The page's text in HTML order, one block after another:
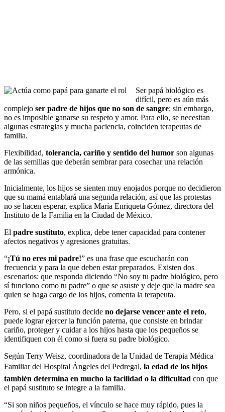
Ser papá biológico es
difícil, pero es aún más
complejo ser padre de hijos que no son de sangre; sin embargo,
no es imposible ganarse su respeto y amor. Para ello, se necesitan
algunas estrategias y mucha paciencia, coinciden terapeutas de
familia.
Flexibilidad, tolerancia, cariño y sentido del humor son algunas
de las semillas que deberán sembrar para cosechar una relación
armónica.
Inicialmente, los hijos se sienten muy enojados porque no decidieron
que su mamá entablará una segunda relación, así que las protestas
no se hacen esperar, explica María Enriqueta Gómez, directora del
Instituto de la Familia en la Ciudad de México.
El padre sustituto, explica, debe tener capacidad para contener
afectos negativos y agresiones gratuitas.
“¡Tú no eres mi padre!” es una frase que escucharán con
frecuencia y para la que deben estar preparados. Existen dos
escenarios: que responda diciendo “No soy tu padre biológico, pero
sí funciono como tu padre” o que se asuste y deje que la madre sea
quien se haga cargo de los hijos, comenta la terapeuta.
Pero, si el papá sustituto decide no dejarse vencer ante el reto,
puede lograr ejercer la función paterna, que consiste en brindar
cariño, proteger y cuidar a los hijos hasta que los pequeños se
identifiquen con él como si fuera su padre biológico.
Según Terry Weisz, coordinadora de la Unidad de Terapia Médica
Familiar del Hospital Ángeles del Pedregal, la edad de los hijos
también determina en mucho la facilidad o la dificultad con que
el papá sustituto se integre a la familia.
“Si son niños pequeños, el vínculo se hace muy rápido, pues la